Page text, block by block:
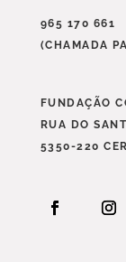
965 170 661
(CHAMADA
FUNDAÇÃO
RUA DO
5350-220